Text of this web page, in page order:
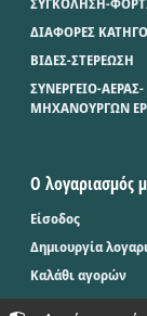
ΣΥΓΚΟΛΗΣΗ-
ΔΙΑΦΟΡΕΣ
ΒΙΔΕΣ-ΣΤΕΡΕΩΣΗ
ΣΥΝΕΡΓΕΙΟ-ΑΕΡΑΣ-
ΜΗΧΑΝΟΥΡΓΩΝ
Ο λογαριασμός
Είσοδος
Δημιουργία
Καλάθι αγορών